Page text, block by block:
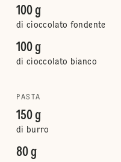
100 g
di cioccolato fondente
100 g
di cioccolato bianco
PASTA
150 g
di burro
80 g